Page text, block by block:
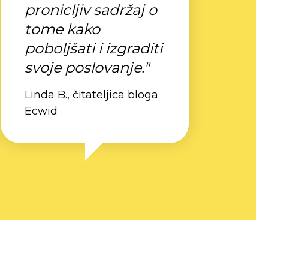
pronicljiv sadržaj o
tome kako
poboljšati i izgraditi
svoje poslovanje."
Linda B., čitateljica bloga
Ecwid